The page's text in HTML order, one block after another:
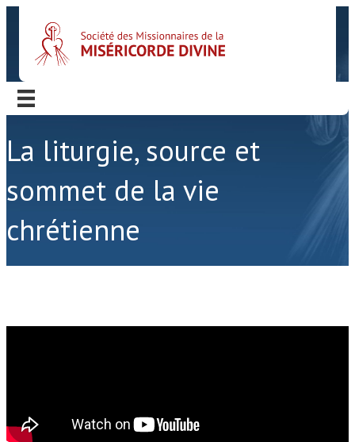
La liturgie, source et
sommet de la vie
chrétienne